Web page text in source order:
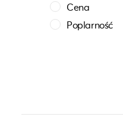
Cena
Poplarność